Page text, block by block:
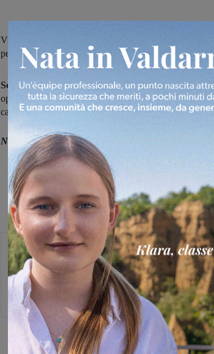
Vigili del fuoco di Firenze e macchina dei soccorsi in
persona dispersa in Pian di Melosa
Scompare un uomo in Pian di Melosa a Reggello.
operazioni di soccorso. Sul posto i vigili del fuoco di
carabinieri, i volontari delle varie associazioni.
Notizia in aggiornamento
Monica Campani
Direttore